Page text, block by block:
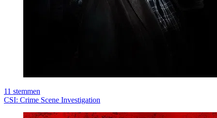
11 stemmen
CSI: Crime Scene Investigation